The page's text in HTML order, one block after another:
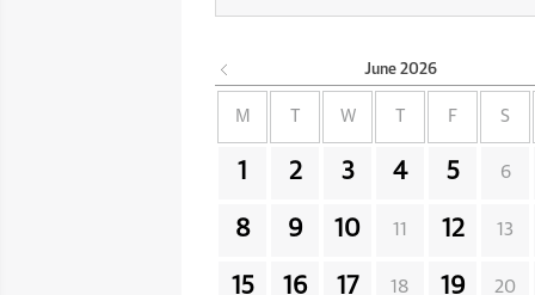
June 2026
M W F S
1 2 3 4 5 6
8 9 10 11 12 13
15 16 17 18 19 20